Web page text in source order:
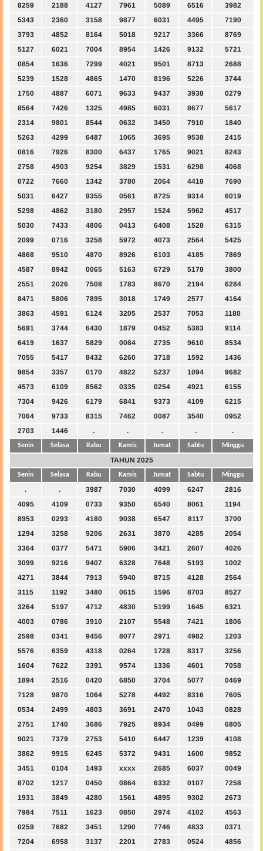
8259 2188 4127 7961 5089 6516
3982
5343
2360 3158 9877 6031 4495
7190
3793
4852 8164 5018 9217 3366
8769
5127
6021 7004 8954 1426 9132
5721
0854
1636 7299 4021 9501 8713
2688
5239
1528 4865 1470 8196 5226
3744
1750
4887 6071 9633 9437 3938
0279
8564
7426 1325 4985 6031 8677
5617
2314
9801 8544 0632 3450 7910
1840
5263
4299 6487 1065 3695 9538
2415
0816
7926 8300 6437 1765 9021
8243
2758
4903 9254 3829 1531 6298
4068
0722
7660 1342 3780 2064 4418
7690
5031
6427 9355 0561 8725 9314
6019
5298
4862 3180 2957 1524 5962
4517
5030
7433 4806 0413 6408 1528
6315
2099
0716 3258 5972 4073 2564
5425
4868
9510 4870 8926 6103 4185
7869
4587
8942 0065 5163 6729 5178
3800
2551
2026 7508 1783 8670 2194
6284
8471
5806 7895 3018 1749 2577
4164
3863
4591 6124 3205 2537 7053
1180
5691
3744 6430 1879 0452 5383
9114
6419
1637 5829 0084 2735 9610
8534
7055
5417 8432 6260 3718 1592
1436
9854
3357 0170 4822 5237 1094
9682
4573
6109 8562 0335 0254 4921
6155
7304
9426 6179 6841 9373 4109
6215
7064
9733 8315 7462 0087 3540
0952
2703
1446 . . . . .
Senin Selasa Rabu Kamis Jumat Sabtu Minggu
TAHUN 2025
Senin Selasa Rabu Kamis Jumat Sabtu Minggu
. . 3987 7030 4099 6247
2816
4095
4109 0733 9350 6540 8061
1194
8953
0293 4180 9038 6547 8117
3700
1294
3258 9206 2631 3870 4285
2054
3364
0377 5471 5906 3421 2607
4026
3099
9216 9407 6328 7648 5193
1002
4271
3844 7913 5940 8715 4128
2564
3115
1192 3480 0615 1596 8703
8527
3264
5197 4712 4830 5199 1645
6321
4003
0786 3910 2107 5548 7421
1806
2598
0341 9456 8077 2971 4982
1203
5576
6359 4318 0264 1728 8317
3256
1604
7622 3391 9574 1336 4601
7058
1894
2516 0420 6850 3704 5077
0469
7128
9870 1064 5278 4492 8316
7605
0534
2499 4803 3691 2470 1043
0828
2751
1740 3686 7925 8934 0499
6805
9021
7379 2753 5410 6447 1239
4108
3862
9915 6245 5372 9431 1600
9852
3451
0104 1493 xxxx 2685 6037
0049
8702
1217 0450 0864 6332 0107
7258
1931
3849 4280 1561 4895 9302
2673
7984
7511 1623 0850 2974 4102
4563
0259
7682 3451 1290 7746 4833
0371
7204
6958 3137 2201 2783 0524
4856